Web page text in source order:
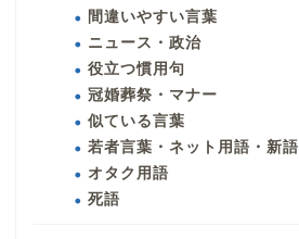
間違いやすい言葉
ニュース・政治
役立つ慣用句
冠婚葬祭・マナー
似ている言葉
若者言葉・ネット用語・新語
オタク用語
死語